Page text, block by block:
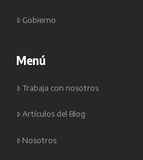
Gobierno
Menú
Trabaja con nosotros
Artículos del Blog
Nosotros